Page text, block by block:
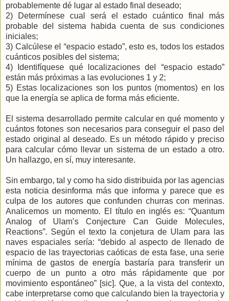
probablemente dé lugar al estado final deseado;
2) Determínese cual será el estado cuántico final más
probable del sistema habida cuenta de sus condiciones
iniciales;
3) Calcúlese el “espacio estado”, esto es, todos los estados
cuánticos posibles del sistema;
4) Identifíquese qué localizaciones del “espacio estado”
están más próximas a las evoluciones 1 y 2;
5) Estas localizaciones son los puntos (momentos) en los
que la energía se aplica de forma más eficiente.
El sistema desarrollado permite calcular en qué momento y
cuántos fotones son necesarios para conseguir el paso del
estado original al deseado. Es un método rápido y preciso
para calcular cómo llevar un sistema de un estado a otro.
Un hallazgo, en sí, muy interesante.
Sin embargo, tal y como ha sido distribuida por las agencias
esta noticia desinforma más que informa y parece que es
culpa de los autores que confunden churras con merinas.
Analicemos un momento. El título en inglés es: “Quantum
Analog of Ulam’s Conjecture Can Guide Molecules,
Reactions”. Según el texto la conjetura de Ulam para las
naves espaciales sería: “debido al aspecto de llenado de
espacio de las trayectorias caóticas de esta fase, una serie
mínima de gastos de energía bastaría para transferir un
cuerpo de un punto a otro más rápidamente que por
movimiento espontáneo” [sic]. Que, a la vista del contexto,
cabe interpretarse como que calculando bien la trayectoria y